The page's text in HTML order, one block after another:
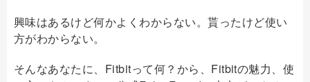
興味はあるけど何かよくわからない。貰ったけど使い
方がわからない。
そんなあなたに、Fitbitって何？から、Fitbitの魅力、使